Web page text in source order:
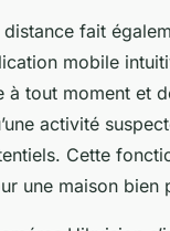
fait
mobile
à tout moment et
activité
Cette
une maison bien